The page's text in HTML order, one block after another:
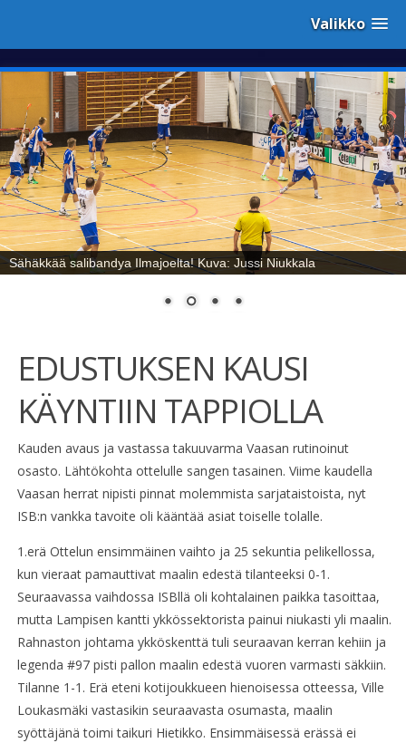
Valikko
Sähäkkää salibandya Ilmajoelta! Kuva: Jussi Niukkala
EDUSTUKSEN KAUSI
KÄYNTIIN TAPPIOLLA
Kauden avaus ja vastassa takuuvarma Vaasan rutinoinut
osasto. Lähtökohta ottelulle sangen tasainen. Viime kaudella
Vaasan herrat nipisti pinnat molemmista sarjataistoista, nyt
ISB:n vankka tavoite oli kääntää asiat toiselle tolalle.
1.erä Ottelun ensimmäinen vaihto ja 25 sekuntia pelikellossa,
kun vieraat pamauttivat maalin edestä tilanteeksi 0-1.
Seuraavassa vaihdossa ISBllä oli kohtalainen paikka tasoittaa,
mutta Lampisen kantti ykkössektorista painui niukasti yli maalin.
Rahnaston johtama ykköskenttä tuli seuraavan kerran kehiin ja
legenda #97 pisti pallon maalin edestä vuoren varmasti säkkiin.
Tilanne 1-1. Erä eteni kotijoukkueen hienoisessa otteessa, Ville
Loukasmäki vastasikin seuraavasta osumasta, maalin
syöttäjänä toimi taikuri Hietikko. Ensimmäisessä erässä ei